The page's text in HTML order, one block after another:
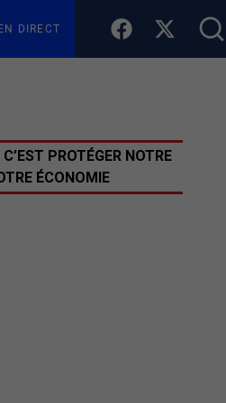
DIRECT
PROTÉGER NOTRE
ÉCONOMIE